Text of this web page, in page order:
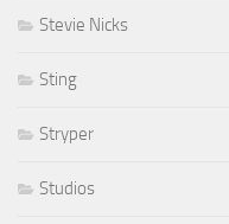
Stevie Nicks
Sting
Stryper
Studios